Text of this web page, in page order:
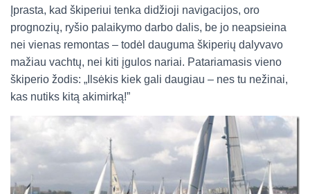
Įprasta, kad škiperiui tenka didžioji navigacijos, oro
prognozių, ryšio palaikymo darbo dalis, be jo neapsieina
nei vienas remontas – todėl dauguma škiperių dalyvavo
mažiau vachtų, nei kiti įgulos nariai. Patariamasis vieno
škiperio žodis: „Ilsėkis kiek gali daugiau – nes tu nežinai,
kas nutiks kitą akimirką!”